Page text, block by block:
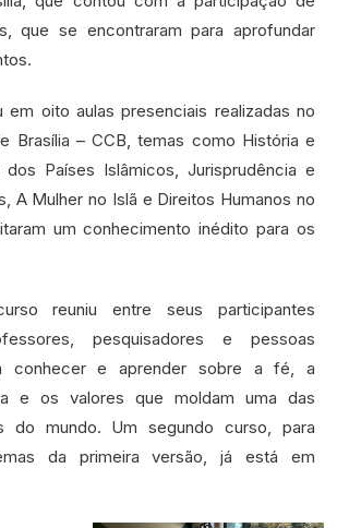
que se encontraram para aprofundar
em oito aulas presenciais realizadas no
Brasília – CCB, temas como História e
dos Países Islâmicos, Jurisprudência e
A Mulher no Islã e Direitos Humanos no
um conhecimento inédito para os
reuniu entre seus participantes
pesquisadores e pessoas
conhecer e aprender sobre a fé, a
e os valores que moldam uma das
do mundo. Um segundo curso, para
da primeira versão, já está em